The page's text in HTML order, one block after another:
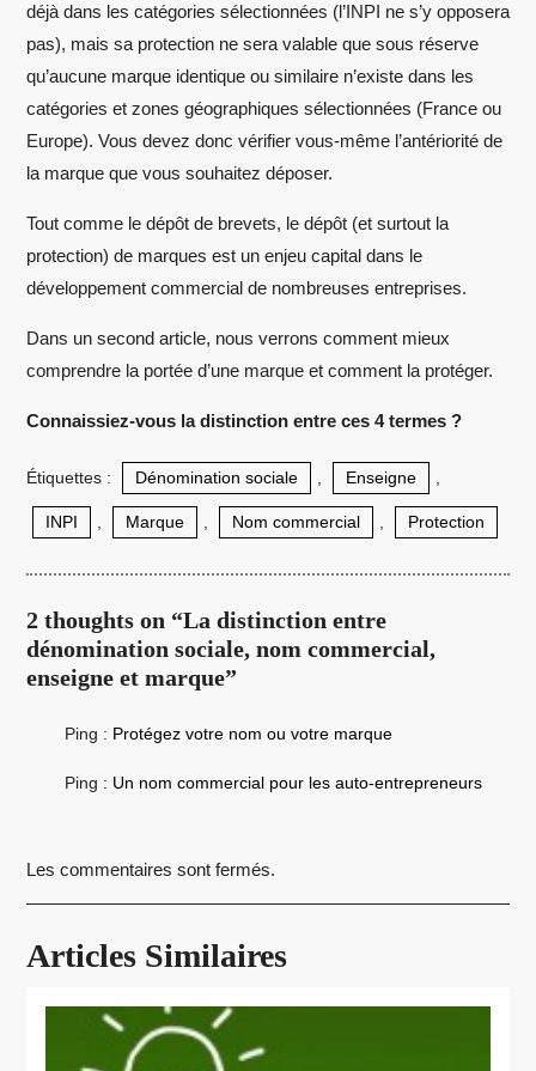
déjà dans les catégories sélectionnées (l’INPI ne s’y opposera
pas), mais sa protection ne sera valable que sous réserve
qu’aucune marque identique ou similaire n’existe dans les
catégories et zones géographiques sélectionnées (France ou
Europe). Vous devez donc vérifier vous-même l’antériorité de
la marque que vous souhaitez déposer.
Tout comme le dépôt de brevets, le dépôt (et surtout la
protection) de marques est un enjeu capital dans le
développement commercial de nombreuses entreprises.
Dans un second article, nous verrons comment mieux
comprendre la portée d’une marque et comment la protéger.
Connaissiez-vous la distinction entre ces 4 termes ?
Étiquettes : Dénomination sociale Enseigne
INPI Marque Nom commercial Protection
2 thoughts on “La distinction entre
dénomination sociale, nom commercial,
enseigne et marque”
Ping : Protégez votre nom ou votre marque
Ping : Un nom commercial pour les auto-entrepreneurs
Les commentaires sont fermés.
Articles Similaires